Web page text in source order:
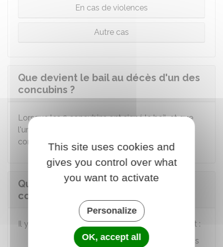
En cas de violences
Autre cas
Que devient le bail au décès d'un des
concubins ?
Lorsque les 2 concubins ont signé le bail, et que
l'un d'entre eux meurt, le bail se poursuit avec le
concubin restant dans le logement.
Que devient le bail lorsqu'un des
concubins abandonne le logement ?
Il y a abandon du domiciledans 2 cas seulement :
Soit lorsque le départ d'un des concubins
This site uses cookies and
gives you control over what
you want to activate
Personalize
OK, accept all